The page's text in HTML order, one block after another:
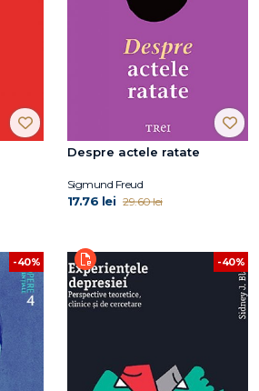
Despre actele ratate
Sigmund Freud
17.76 lei 29.60 lei
-40% -40%